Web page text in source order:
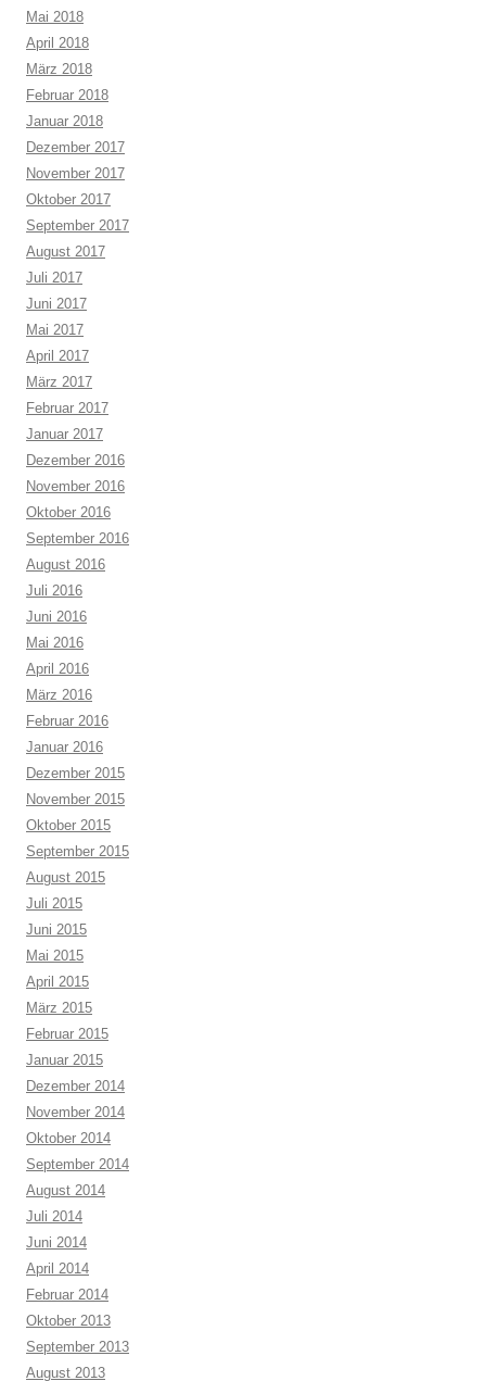
Mai 2018
April 2018
März 2018
Februar 2018
Januar 2018
Dezember 2017
November 2017
Oktober 2017
September 2017
August 2017
Juli 2017
Juni 2017
Mai 2017
April 2017
März 2017
Februar 2017
Januar 2017
Dezember 2016
November 2016
Oktober 2016
September 2016
August 2016
Juli 2016
Juni 2016
Mai 2016
April 2016
März 2016
Februar 2016
Januar 2016
Dezember 2015
November 2015
Oktober 2015
September 2015
August 2015
Juli 2015
Juni 2015
Mai 2015
April 2015
März 2015
Februar 2015
Januar 2015
Dezember 2014
November 2014
Oktober 2014
September 2014
August 2014
Juli 2014
Juni 2014
April 2014
Februar 2014
Oktober 2013
September 2013
August 2013